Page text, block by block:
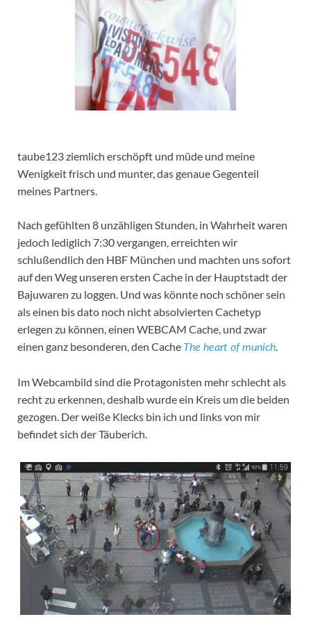
taube123 ziemlich erschöpft und müde und meine
Wenigkeit frisch und munter, das genaue Gegenteil
meines Partners.
Nach gefühlten 8 unzähligen Stunden, in Wahrheit waren
jedoch lediglich 7:30 vergangen, erreichten wir
schlußendlich den HBF München und machten uns sofort
auf den Weg unseren ersten Cache in der Hauptstadt der
Bajuwaren zu loggen. Und was könnte noch schöner sein
als einen bis dato noch nicht absolvierten Cachetyp
erlegen zu können, einen WEBCAM Cache, und zwar
einen ganz besonderen, den Cache The heart of munich.
Im Webcambild sind die Protagonisten mehr schlecht als
recht zu erkennen, deshalb wurde ein Kreis um die beiden
gezogen. Der weiße Klecks bin ich und links von mir
befindet sich der Täuberich.